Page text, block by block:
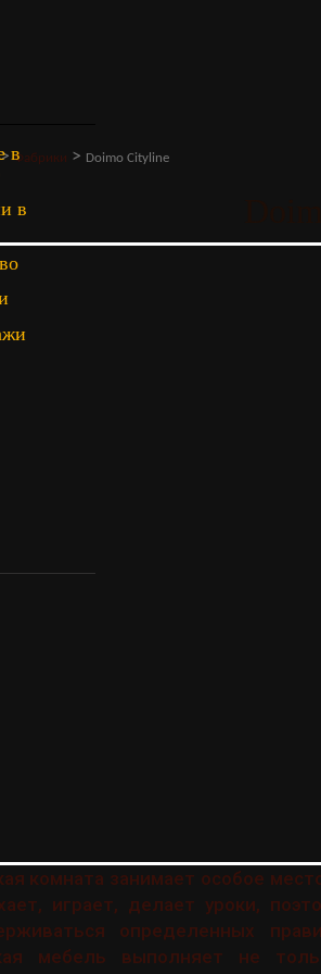
в
в
Фабрики > Doimo Cityline
комната занимает особое
играет, делает уроки,
определенных
мебель выполняет не